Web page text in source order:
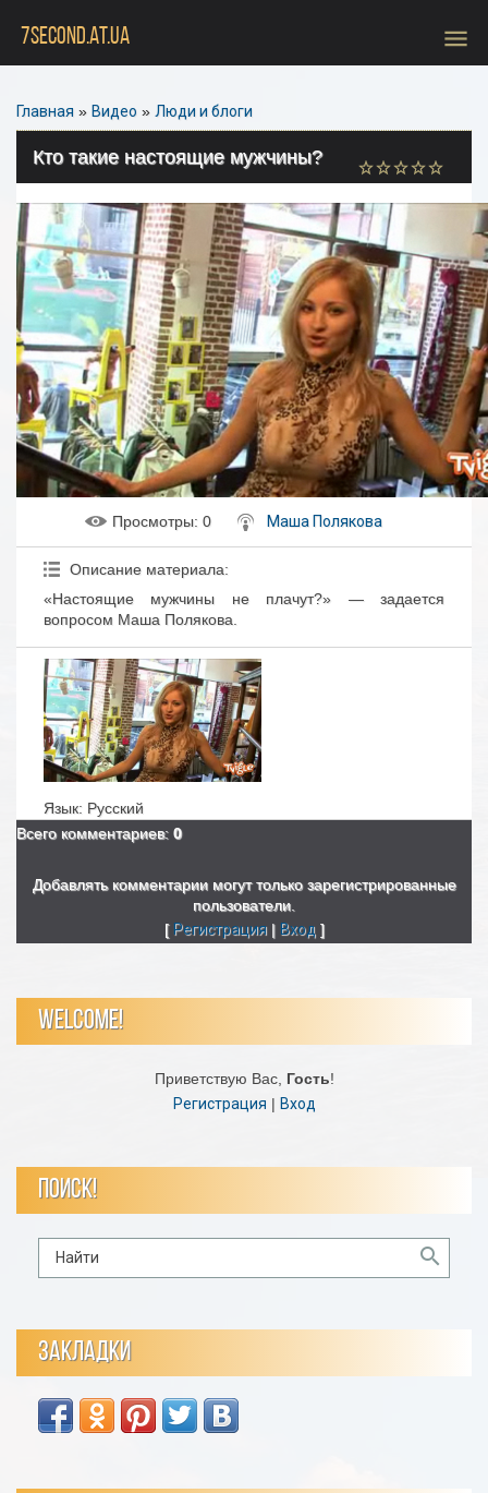
7SECOND.AT.UA menu
Главная » Видео » Люди и блоги
Кто такие настоящие мужчины?
Просмотры: 0 Маша Полякова
Описание материала:
«Настоящие мужчины не плачут?» — задается
вопросом Маша Полякова.
Язык: Русский
Всего комментариев: 0
Добавлять комментарии могут только зарегистрированные
пользователи.
[ Регистрация| Вход ]
WELCOME!
Приветствую Вас, Гость!
Регистрация | Вход
ПОИСК!
ЗАКЛАДКИ